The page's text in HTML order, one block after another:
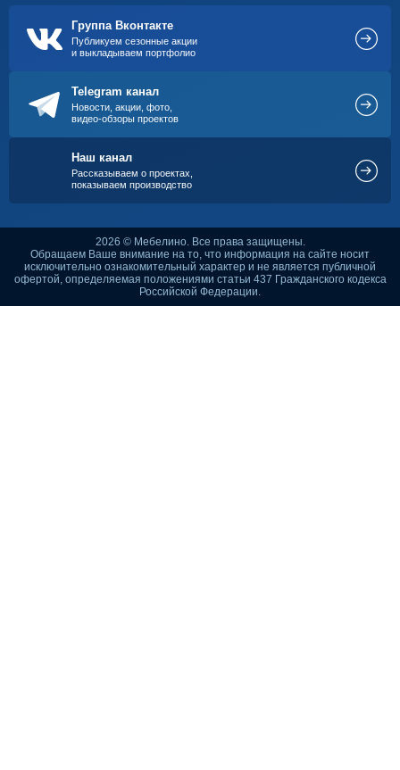
Группа Вконтакте
Публикуем сезонные акции
и выкладываем портфолио
Telegram канал
Новости, акции, фото,
видео-обзоры проектов
Наш канал
Рассказываем о проектах,
показываем производство
2026 © Мебелино. Все права защищены.
Обращаем Ваше внимание на то, что информация на сайте носит
исключительно ознакомительный характер и не является публичной
офертой, определяемая положениями статьи 437 Гражданского кодекса
Российской Федерации.